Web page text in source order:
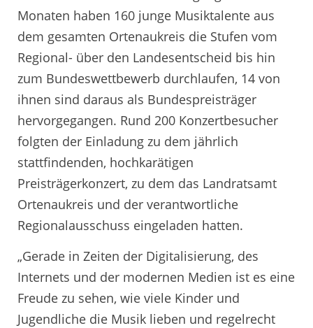
Monaten haben 160 junge Musiktalente aus
dem gesamten Ortenaukreis die Stufen vom
Regional- über den Landesentscheid bis hin
zum Bundeswettbewerb durchlaufen, 14 von
ihnen sind daraus als Bundespreisträger
hervorgegangen. Rund 200 Konzertbesucher
folgten der Einladung zu dem jährlich
stattfindenden, hochkarätigen
Preisträgerkonzert, zu dem das Landratsamt
Ortenaukreis und der verantwortliche
Regionalausschuss eingeladen hatten.
„Gerade in Zeiten der Digitalisierung, des
Internets und der modernen Medien ist es eine
Freude zu sehen, wie viele Kinder und
Jugendliche die Musik lieben und regelrecht